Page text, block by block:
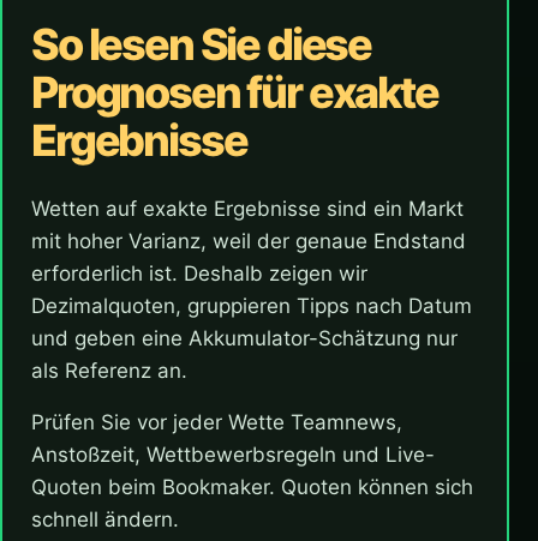
So lesen Sie diese
Prognosen für exakte
Ergebnisse
Wetten auf exakte Ergebnisse sind ein Markt
mit hoher Varianz, weil der genaue Endstand
erforderlich ist. Deshalb zeigen wir
Dezimalquoten, gruppieren Tipps nach Datum
und geben eine Akkumulator-Schätzung nur
als Referenz an.
Prüfen Sie vor jeder Wette Teamnews,
Anstoßzeit, Wettbewerbsregeln und Live-
Quoten beim Bookmaker. Quoten können sich
schnell ändern.